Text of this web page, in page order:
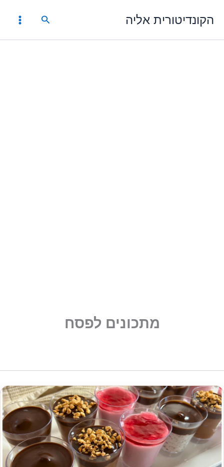
לתוכןהקונדיטורית אליה חיפוש
מתכונים לפסח